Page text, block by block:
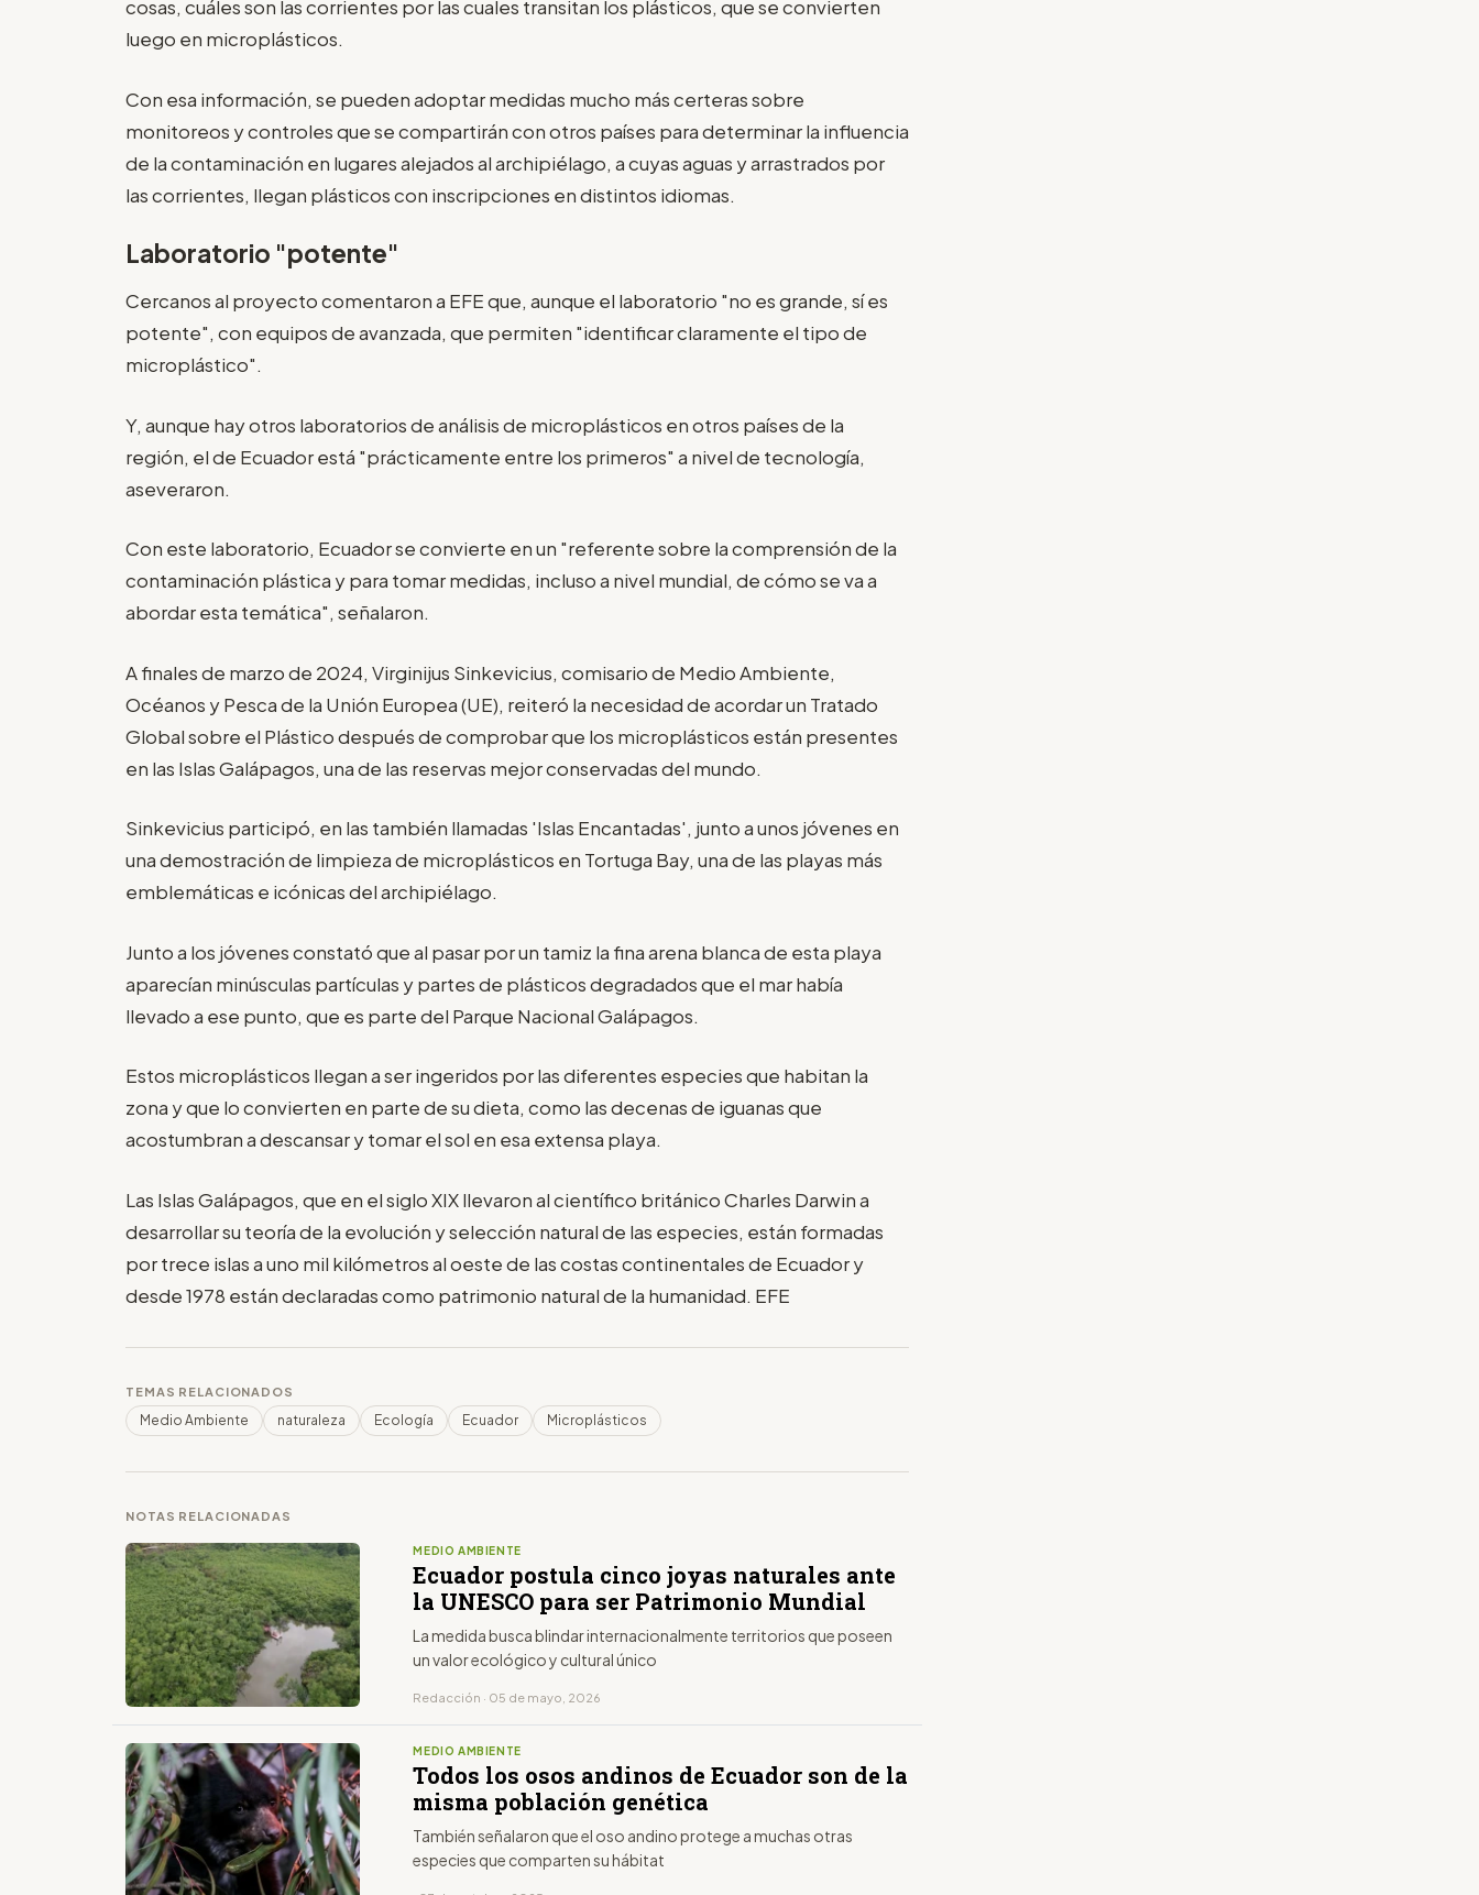
cosas, cuáles son las corrientes por las cuales transitan los plásticos, que se convierten
luego en microplásticos.
Con esa información, se pueden adoptar medidas mucho más certeras sobre
monitoreos y controles que se compartirán con otros países para determinar la influencia
de la contaminación en lugares alejados al archipiélago, a cuyas aguas y arrastrados por
las corrientes, llegan plásticos con inscripciones en distintos idiomas.
Laboratorio "potente"
Cercanos al proyecto comentaron a EFE que, aunque el laboratorio "no es grande, sí es
potente", con equipos de avanzada, que permiten "identificar claramente el tipo de
microplástico".
Y, aunque hay otros laboratorios de análisis de microplásticos en otros países de la
región, el de Ecuador está "prácticamente entre los primeros" a nivel de tecnología,
aseveraron.
Con este laboratorio, Ecuador se convierte en un "referente sobre la comprensión de la
contaminación plástica y para tomar medidas, incluso a nivel mundial, de cómo se va a
abordar esta temática", señalaron.
A finales de marzo de 2024, Virginijus Sinkevicius, comisario de Medio Ambiente,
Océanos y Pesca de la Unión Europea (UE), reiteró la necesidad de acordar un Tratado
Global sobre el Plástico después de comprobar que los microplásticos están presentes
en las Islas Galápagos, una de las reservas mejor conservadas del mundo.
Sinkevicius participó, en las también llamadas 'Islas Encantadas', junto a unos jóvenes en
una demostración de limpieza de microplásticos en Tortuga Bay, una de las playas más
emblemáticas e icónicas del archipiélago.
Junto a los jóvenes constató que al pasar por un tamiz la fina arena blanca de esta playa
aparecían minúsculas partículas y partes de plásticos degradados que el mar había
llevado a ese punto, que es parte del Parque Nacional Galápagos.
Estos microplásticos llegan a ser ingeridos por las diferentes especies que habitan la
zona y que lo convierten en parte de su dieta, como las decenas de iguanas que
acostumbran a descansar y tomar el sol en esa extensa playa.
Las Islas Galápagos, que en el siglo XIX llevaron al científico británico Charles Darwin a
desarrollar su teoría de la evolución y selección natural de las especies, están formadas
por trece islas a uno mil kilómetros al oeste de las costas continentales de Ecuador y
desde 1978 están declaradas como patrimonio natural de la humanidad. EFE
TEMAS RELACIONADOS
Medio Ambiente naturaleza Ecología Ecuador Microplásticos
NOTAS RELACIONADAS
MEDIO AMBIENTE
Ecuador postula cinco joyas naturales ante
la UNESCO para ser Patrimonio Mundial
La medida busca blindar internacionalmente territorios que poseen
un valor ecológico y cultural único
Redacción · 05 de mayo, 2026
MEDIO AMBIENTE
Todos los osos andinos de Ecuador son de la
misma población genética
También señalaron que el oso andino protege a muchas otras
especies que comparten su hábitat